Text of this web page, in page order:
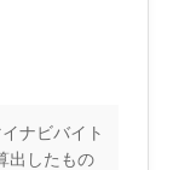
ナビバイト
出したもの